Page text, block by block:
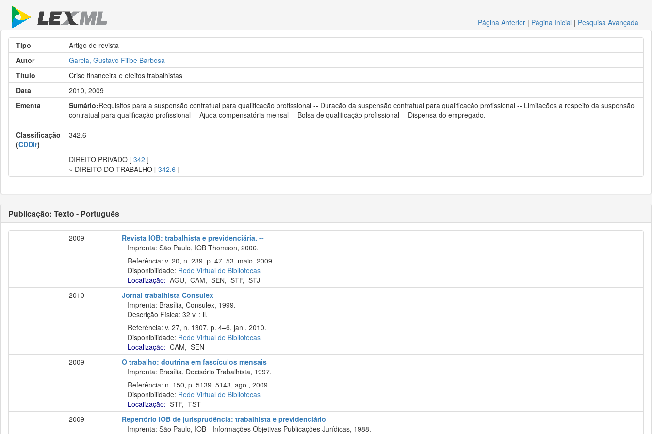
Página Anterior | Página Inicial | Pesquisa Avançada
Tipo
Artigo de revista
Autor
Garcia, Gustavo Filipe Barbosa
Título
Crise financeira e efeitos trabalhistas
Data
2010, 2009
Ementa
Sumário:Requisitos para a suspensão contratual para qualificação profissional -- Duração da suspensão contratual para qualificação profissional -- Limitações a respeito da suspensão
contratual para qualificação profissional -- Ajuda compensatória mensal -- Bolsa de qualificação profissional -- Dispensa do empregado.
Classificação
(CDDir)
342.6
DIREITO PRIVADO [ 342 ]
» DIREITO DO TRABALHO [ 342.6 ]
Publicação: Texto - Português
2009
Revista IOB: trabalhista e previdenciária. --
Imprenta: São Paulo, IOB Thomson, 2006.
Referência: v. 20, n. 239, p. 47–53, maio, 2009.
Disponibilidade: Rede Virtual de Bibliotecas
Localização: AGU, CAM, SEN, STF, STJ
2010
Jornal trabalhista Consulex
Imprenta: Brasília, Consulex, 1999.
Descrição Física: 32 v. : il.
Referência: v. 27, n. 1307, p. 4–6, jan., 2010.
Disponibilidade: Rede Virtual de Bibliotecas
Localização: CAM, SEN
2009
O trabalho: doutrina em fascículos mensais
Imprenta: Brasília, Decisório Trabalhista, 1997.
Referência: n. 150, p. 5139–5143, ago., 2009.
Disponibilidade: Rede Virtual de Bibliotecas
Localização: STF, TST
2009
Repertório IOB de jurisprudência: trabalhista e previdenciário
Imprenta: São Paulo, IOB - Informações Objetivas Publicações Jurídicas, 1988.